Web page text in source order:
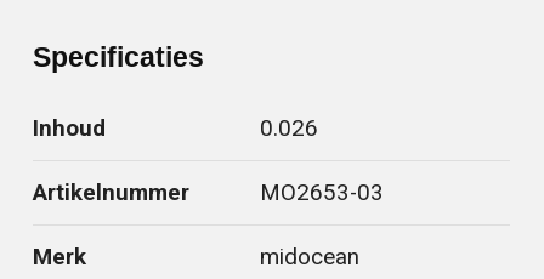
Specificaties
Inhoud 0.026
Artikelnummer MO2653-03
Merk midocean